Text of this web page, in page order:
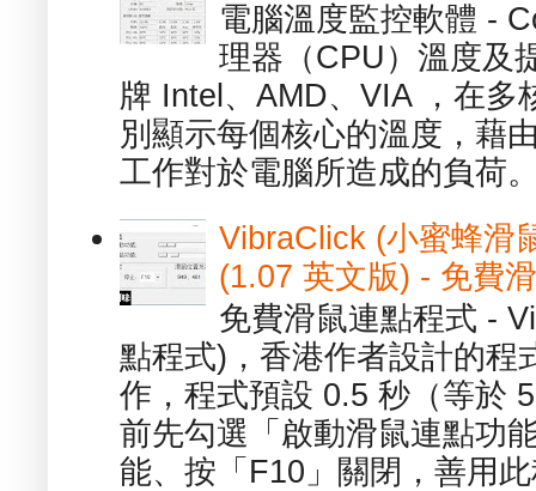
電腦溫度監控軟體 -
理器（CPU）溫度及
牌 Intel、AMD、VIA ，在多
別顯示每個核心的溫度，藉
工作對於電腦所造成的負荷
VibraClick (小蜜蜂滑
(1.07 英文版) - 免費
免費滑鼠連點程式 -
點程式)，香港作者設計的程
作，程式預設 0.5 秒（等於
前先勾選「啟動滑鼠連點功
能、按「F10」關閉，善用